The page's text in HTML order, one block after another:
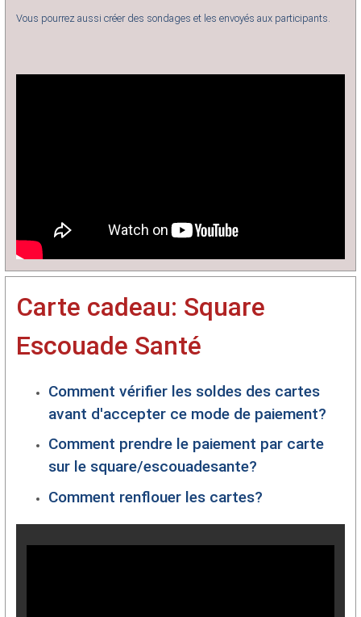
Vous pourrez aussi créer des sondages et les envoyés aux participants.
Carte cadeau: Square
Escouade Santé
Comment vérifier les soldes des cartes
avant d'accepter ce mode de paiement?
Comment prendre le paiement par carte
sur le square/escouadesante?
Comment renflouer les cartes?